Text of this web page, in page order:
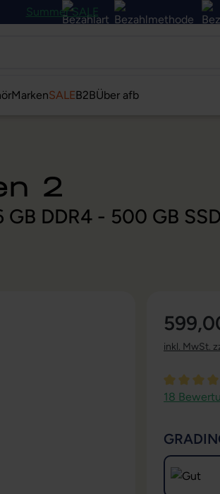
Summer SALE
MarkenSALEB2BÜber afb
2
DDR4 - 500 GB
inkl. MwSt.
18